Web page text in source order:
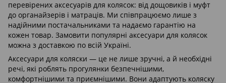
перевірених аксесуарів для колясок: від дощовиків і муфт
до органайзерів і матраців. Ми співпрацюємо лише з
надійними постачальниками та надаємо гарантію на
кожен товар. Замовити популярні аксесуари для колясок
можна з доставкою по всій Україні.
Аксесуари для коляски — це не лише зручні, а й необхідні
речі, які роблять прогулянки безпечнішими,
комфортнішими та приємнішими. Вони адаптують коляску